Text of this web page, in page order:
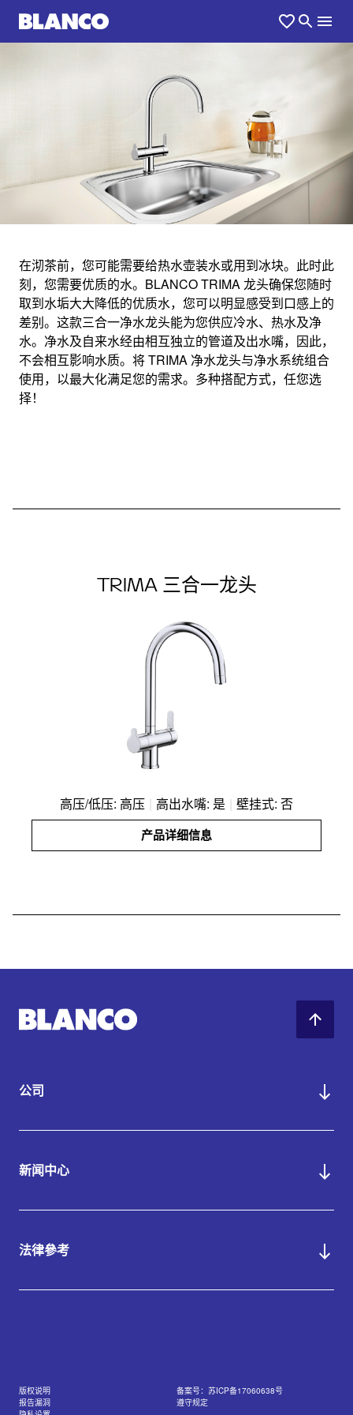
TRIMA FILTER
在家即可品尝到优质的水
1 /0
在沏茶前，您可能需要给热水壶装水或用到冰块。此时此
刻，您需要优质的水。BLANCO TRIMA 龙头确保您随时
取到水垢大大降低的优质水，您可以明显感受到口感上的
差别。这款三合一净水龙头能为您供应冷水、热水及净
水。净水及自来水经由相互独立的管道及出水嘴，因此，
不会相互影响水质。将 TRIMA 净水龙头与净水系统组合
使用，以最大化满足您的需求。多种搭配方式，任您选
择！
TRIMA 三合一龙头
高压/低压: 高压 | 高出水嘴: 是 | 壁挂式: 否
产品详细信息
公司
新闻中心
法律參考
版权说明
备案号：苏ICP备17060638号
报告漏洞
遵守规定